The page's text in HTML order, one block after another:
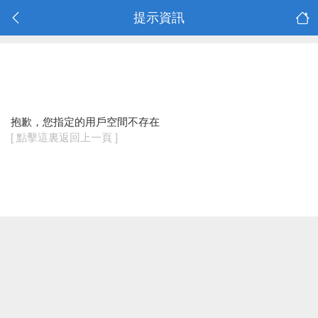
提示資訊
抱歉，您指定的用戶空間不存在
[ 點擊這裏返回上一頁 ]